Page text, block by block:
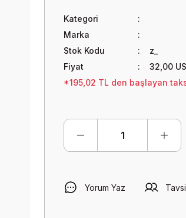
Kategori
Marka
Stok Kodu
z_
Fiyat
32,00
*195,02 TL den başlayan
Yorum Yaz